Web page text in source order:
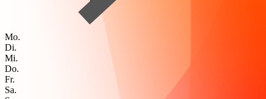
Mo.
Di.
Mi.
Do.
Fr.
Sa.